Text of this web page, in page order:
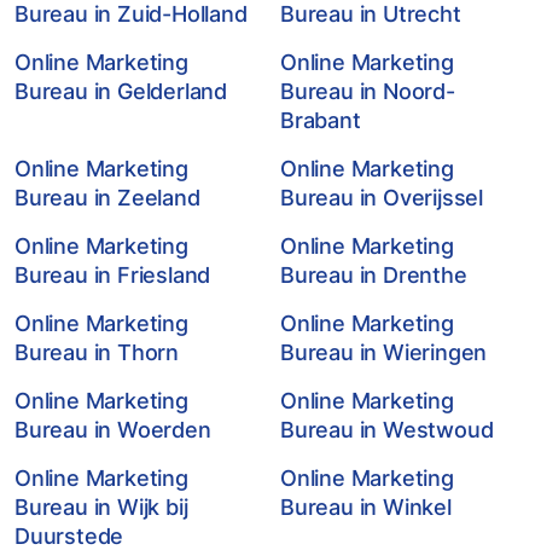
Bureau in Zuid-Holland
Bureau in Utrecht
Online Marketing
Bureau in Gelderland
Online Marketing
Bureau in Noord-
Brabant
Online Marketing
Bureau in Zeeland
Online Marketing
Bureau in Overijssel
Online Marketing
Bureau in Friesland
Online Marketing
Bureau in Drenthe
Online Marketing
Bureau in Thorn
Online Marketing
Bureau in Wieringen
Online Marketing
Bureau in Woerden
Online Marketing
Bureau in Westwoud
Online Marketing
Bureau in Wijk bij
Duurstede
Online Marketing
Bureau in Winkel